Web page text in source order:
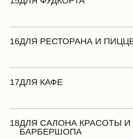
16ДЛЯ РЕСТОРАНА И
17ДЛЯ КАФЕ
18ДЛЯ CАЛОНА КРАСОТЫ И
БАРБЕРШОПА